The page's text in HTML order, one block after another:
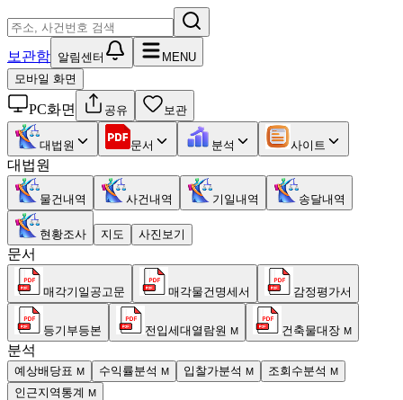
보관함 알림센터
MENU
모바일 화면
PC화면 공유 보관
대법원 문서 분석 사이트
대법원
물건내역 사건내역 기일내역 송달내역
현황조사 지도 사진보기
문서
매각기일공고문 매각물건명세서 감정평가서
등기부등본 전입세대열람원 M 건축물대장 M
분석
예상배당표 M 수익률분석 M 입찰가분석 M 조회수분석 M
인근지역통계 M